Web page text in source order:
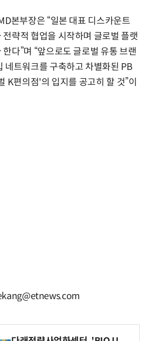
본부장은 “일본 대표 디스카운트
략적 협업을 시작하며 글로벌 플랫
다”며 “앞으로도 글로벌 유통 브랜
네트워크를 구축하고 차별화된 PB
K편의점'의 입지를 공고히 할 것”이